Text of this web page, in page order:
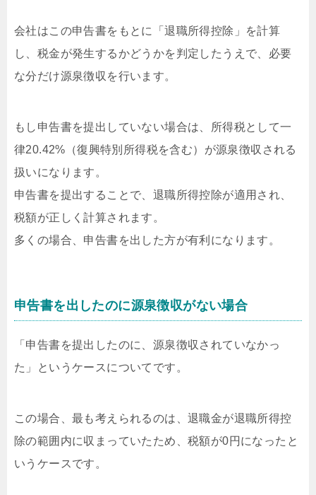
会社はこの申告書をもとに「退職所得控除」を計算
し、税金が発生するかどうかを判定したうえで、必要
な分だけ源泉徴収を行います。
もし申告書を提出していない場合は、所得税として一
律20.42%（復興特別所得税を含む）が源泉徴収される
扱いになります。
申告書を提出することで、退職所得控除が適用され、
税額が正しく計算されます。
多くの場合、申告書を出した方が有利になります。
申告書を出したのに源泉徴収がない場合
「申告書を提出したのに、源泉徴収されていなかっ
た」というケースについてです。
この場合、最も考えられるのは、退職金が退職所得控
除の範囲内に収まっていたため、税額が0円になったと
いうケースです。